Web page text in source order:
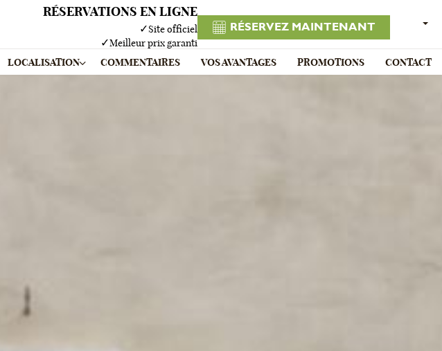
RÉSERVATIONS EN LIGNE
✓Site officiel
✓Meilleur prix garanti
RÉSERVEZ MAINTENANT
LOCALISATION COMMENTAIRES VOS AVANTAGES PROMOTIONS CONTACT